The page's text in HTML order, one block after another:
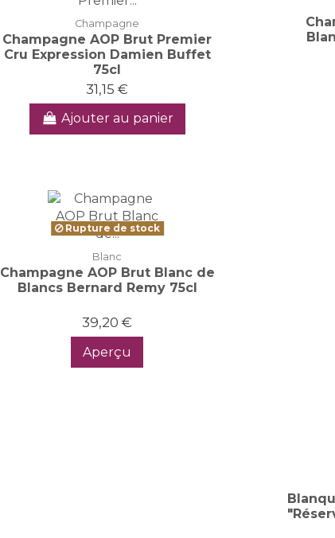
Champagne
Champagne AOP Brut Premier
Cru Expression Damien Buffet
75cl
31,15 €
Ajouter au panier
Rupture de stock
Blanc
Champagne AOP Brut Blanc de
Blancs Bernard Remy 75cl
39,20 €
Aperçu